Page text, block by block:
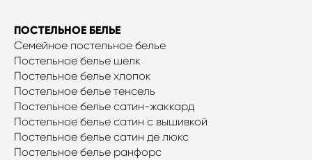
ПОСТЕЛЬНОЕ БЕЛЬЕ
Семейное постельное белье
Постельное белье шелк
Постельное белье хлопок
Постельное белье тенсель
Постельное белье сатин-жаккард
Постельное белье сатин с вышивкой
Постельное белье сатин де люкс
Постельное белье ранфорс